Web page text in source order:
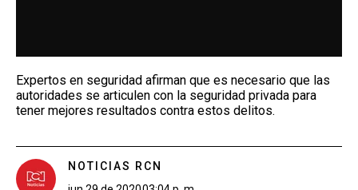
Expertos en seguridad afirman que es necesario que las
autoridades se articulen con la seguridad privada para
tener mejores resultados contra estos delitos.
NOTICIAS RCN